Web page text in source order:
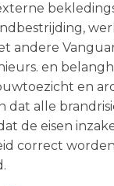
andere
en
en
dat alle
de eisen
correct worden